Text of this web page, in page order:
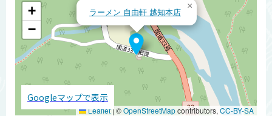
ラーメン 自由軒 越知本店
×
+
−
Leaflet | ©OpenStreetMapcontributors, CC-BY-SA
Googleマップで表示